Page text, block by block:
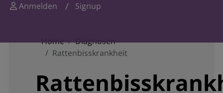
Anmelden Signup
Home
Diagnosen
Rattenbisskrankheit